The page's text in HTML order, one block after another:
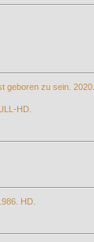
geboren zu sein.
HD.
HD.